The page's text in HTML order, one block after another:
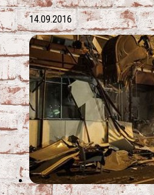
14.09.2016